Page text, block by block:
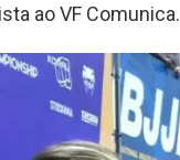
ao VF Comunica.